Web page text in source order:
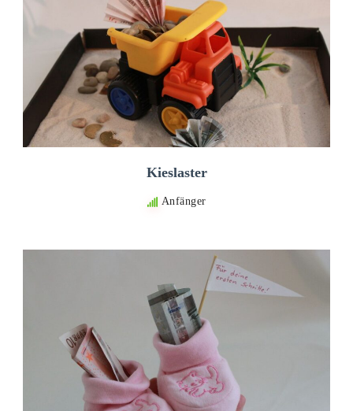
Kieslaster
Anfänger